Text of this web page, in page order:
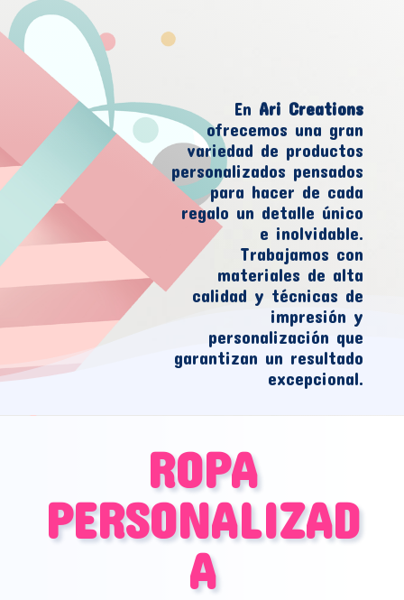
En Ari Creations
ofrecemos una gran
variedad de productos
personalizados pensados
para hacer de cada
regalo un detalle único
e inolvidable.
Trabajamos con
materiales de alta
calidad y técnicas de
impresión y
personalización que
garantizan un resultado
excepcional.
ROPA
PERSONALIZAD
A